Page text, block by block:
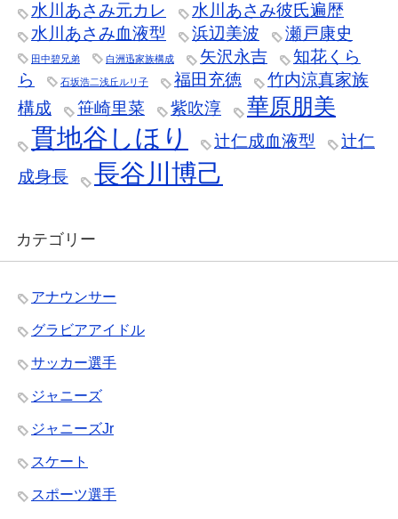
水川あさみ元カレ
水川あさみ彼氏遍歴
水川あさみ血液型
浜辺美波 瀬戸康史
田中碧兄弟 白洲迅家族構成 矢沢永吉
知花くら
ら
石坂浩二浅丘ルリ子 福田充徳
竹内涼真家族
構成
笹崎里菜 紫吹淳 華原朋美
貫地谷しほり 辻仁成血液型
辻仁
成身長
長谷川博己
カテゴリー
アナウンサー
グラビアアイドル
サッカー選手
ジャニーズ
ジャニーズJr
スケート
スポーツ選手